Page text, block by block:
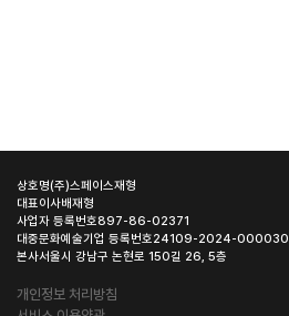
상호명(주)스페이스재형
대표이사배재형
사업자 등록번호897-86-02371
대중문화예술기업 등록번호24109-2024-000030
본사서울시 강남구 논현로 150길 26, 5층
개인정보 처리방침